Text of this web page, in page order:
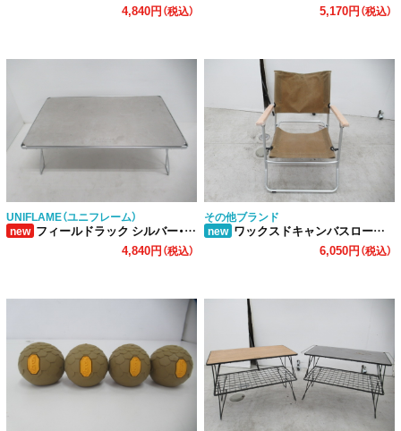
4,840円（税込）
5,170円（税込）
UNIFLAME（ユニフレーム）
new フィールドラック シルバー・天板セット
4,840円（税込）
その他ブランド
new ワックスドキャンバスローバーチェア ロータイプ
6,050円（税込）